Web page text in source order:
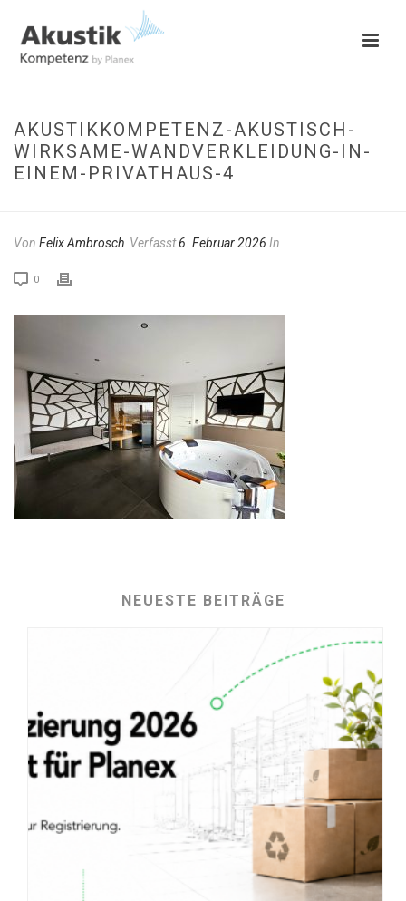
AKUSTIKKOMPETENZ-AKUSTISCH-
WIRKSAME-WANDVERKLEIDUNG-IN-
EINEM-PRIVATHAUS-4
Von Felix Ambrosch Verfasst6. Februar 2026 In
0
NEUESTE BEITRÄGE